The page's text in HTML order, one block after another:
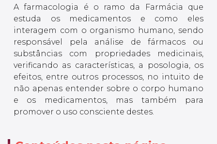
A farmacologia é o ramo da Farmácia que
estuda os medicamentos e como eles
interagem com o organismo humano, sendo
responsável pela análise de fármacos ou
substâncias com propriedades medicinais,
verificando as características, a posologia, os
efeitos, entre outros processos, no intuito de
não apenas entender sobre o corpo humano
e os medicamentos, mas também para
promover o uso consciente destes.